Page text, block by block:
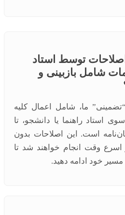
توسط استاد
شامل بازبینی و
ما، شامل اعمال کلیه
استاد راهنما یا دانشجو، تا
است. این اصلاحات بدون
اسرع وقت انجام خواهند شد تا
مسیر خود ادامه دهید.